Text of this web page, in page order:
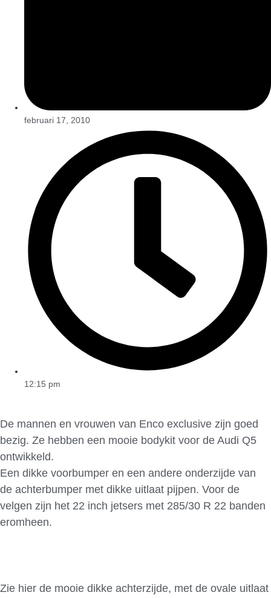
februari 17, 2010
12:15 pm
De mannen en vrouwen van Enco exclusive zijn goed
bezig. Ze hebben een mooie bodykit voor de Audi Q5
ontwikkeld.
Een dikke voorbumper en een andere onderzijde van
de achterbumper met dikke uitlaat pijpen. Voor de
velgen zijn het 22 inch jetsers met 285/30 R 22 banden
eromheen.
Zie hier de mooie dikke achterzijde, met de ovale uitlaat